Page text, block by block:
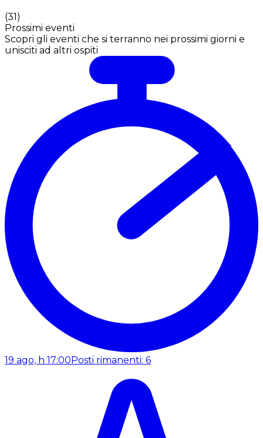
(31)
Prossimi eventi
Scopri gli eventi che si terranno nei prossimi giorni e
unisciti ad altri ospiti
19 ago, h 17:00 Posti rimanenti: 6